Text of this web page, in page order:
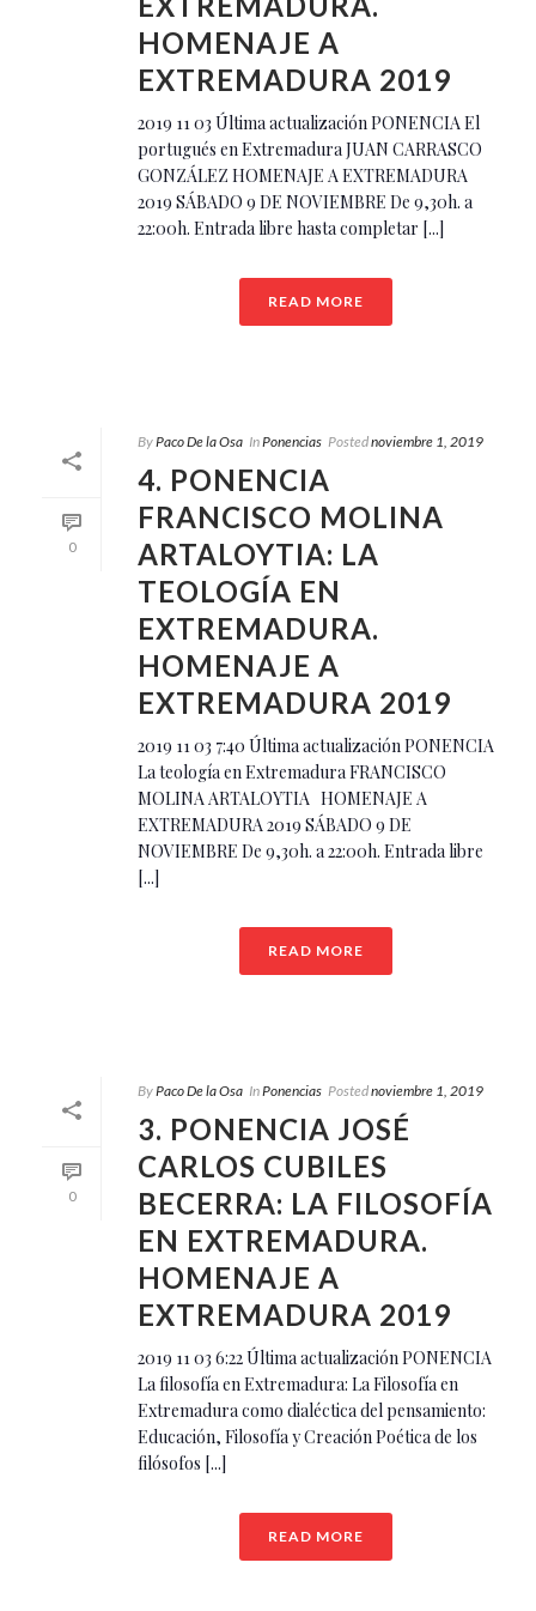
HOMENAJE A
EXTREMADURA 2019
2019 11 03 Última actualización PONENCIA El
portugués en Extremadura JUAN CARRASCO
GONZÁLEZ HOMENAJE A EXTREMADURA
2019 SÁBADO 9 DE NOVIEMBRE De 9,30h. a
22:00h. Entrada libre hasta completar [...]
READ MORE
0
ByPaco De la Osa InPonencias Postednoviembre 1, 2019
4. PONENCIA
FRANCISCO MOLINA
ARTALOYTIA: LA
TEOLOGÍA EN
EXTREMADURA.
HOMENAJE A
EXTREMADURA 2019
2019 11 03 7:40 Última actualización PONENCIA
La teología en Extremadura FRANCISCO
MOLINA ARTALOYTIA HOMENAJE A
EXTREMADURA 2019 SÁBADO 9 DE
NOVIEMBRE De 9,30h. a 22:00h. Entrada libre
[...]
READ MORE
0
ByPaco De la Osa InPonencias Postednoviembre 1, 2019
3. PONENCIA JOSÉ
CARLOS CUBILES
BECERRA: LA FILOSOFÍA
EN EXTREMADURA.
HOMENAJE A
EXTREMADURA 2019
2019 11 03 6:22 Última actualización PONENCIA
La filosofía en Extremadura: La Filosofía en
Extremadura como dialéctica del pensamiento:
Educación, Filosofía y Creación Poética de los
filósofos [...]
READ MORE